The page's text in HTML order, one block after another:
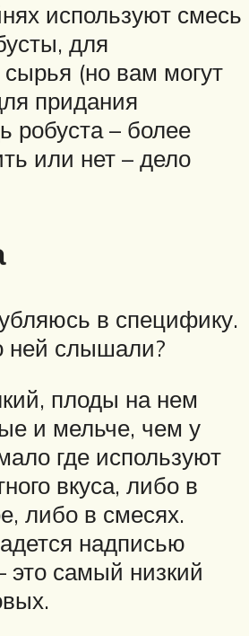
используют смесь
для
(но вам могут
придания
робуста – более
или нет – дело
в специфику.
ней слышали?
плоды на нем
и мельче, чем у
где используют
вкуса, либо в
либо в смесях.
надписью
это самый низкий